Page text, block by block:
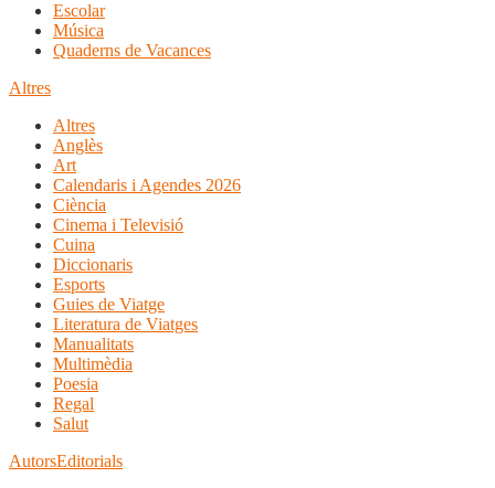
Escolar
Música
Quaderns de Vacances
Altres
Altres
Anglès
Art
Calendaris i Agendes 2026
Ciència
Cinema i Televisió
Cuina
Diccionaris
Esports
Guies de Viatge
Literatura de Viatges
Manualitats
Multimèdia
Poesia
Regal
Salut
AutorsEditorials